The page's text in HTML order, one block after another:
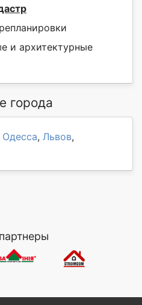
и архитектурные
города
Одесса, Львов,